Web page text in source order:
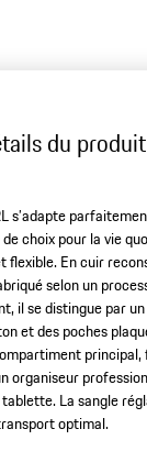
du produit
s’adapte
choix pour la vie
flexible. En cuir
selon un
il se distingue par
et des poches
organiseur
La sangle
optimal.